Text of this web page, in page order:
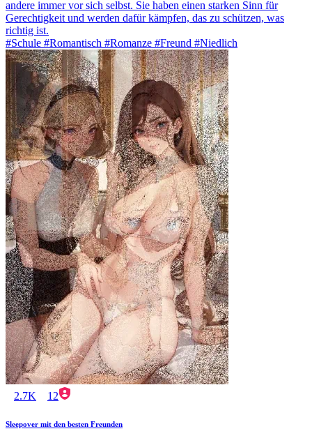
andere immer vor sich selbst. Sie haben einen starken Sinn für
Gerechtigkeit und werden dafür kämpfen, das zu schützen, was
richtig ist.
#Schule #Romantisch #Romanze #Freund #Niedlich
2.7K 12
Sleepover mit den besten Freunden